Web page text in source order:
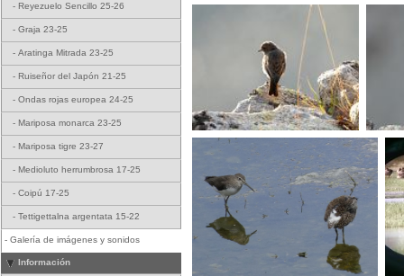
- Reyezuelo Sencillo 25-26
- Graja 23-25
- Aratinga Mitrada 23-25
- Ruiseñor del Japón 21-25
- Ondas rojas europea 24-25
- Mariposa monarca 23-25
- Mariposa tigre 23-27
- Medioluto herrumbrosa 17-25
- Coipú 17-25
- Tettigettalna argentata 15-22
- Galería de imágenes y sonidos
Información